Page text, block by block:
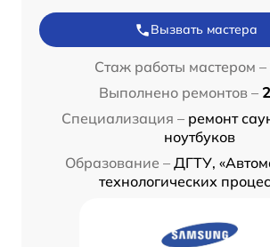
Вызвать мастера
Стаж работы мастером –
Выполнено ремонтов –
Специализация – ремонт
ноутбуков
Образование – ДГТУ,
технологических